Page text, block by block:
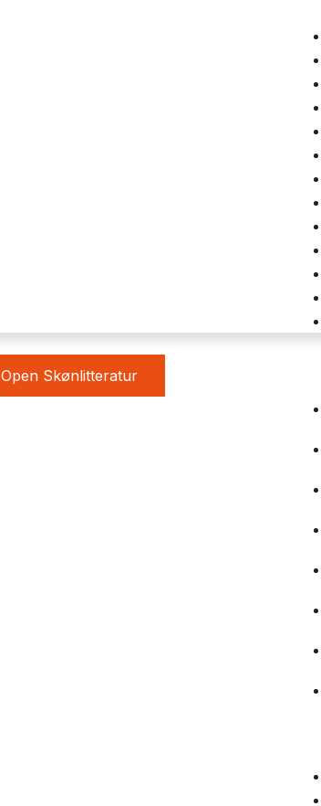
Open Skønlitteratur